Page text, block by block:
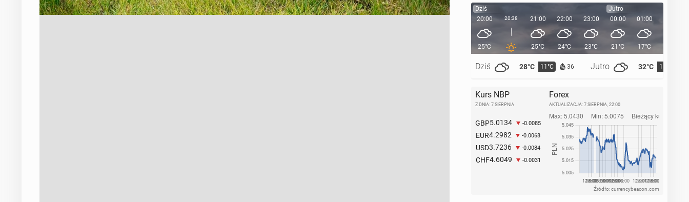
Dziś
20:00
25°C
Dziś 28°C 11°C 36 Jutro 32°C 15°C
20:38 21:00
25°C
22:00
24°C
23:00
23°C
Jutro
00:00
21°C
01:00
17°C
Kurs NBP
Z DNIA: 7 SIERPNIA
GBP5.0134 -0.0085
EUR4.2982 -0.0068
USD3.7236 -0.0084
CHF4.6049 -0.0031
Forex
AKTUALIZACJA: 7 SIERPNIA, 22:00
Źródło: currencybeacon.com